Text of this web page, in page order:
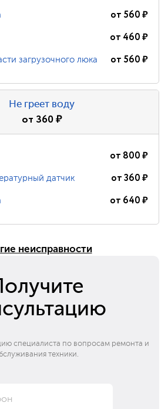
от 560₽
от 460₽
загрузочного люка от 560₽
Не греет воду
от 360₽
от 800₽
датчик от360₽
от 640₽
неисправности
специалиста по вопросам ремонта и
техники.